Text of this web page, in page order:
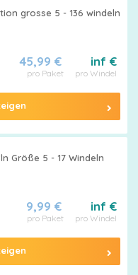
5 - 136 windeln
inf €
pro Windel
45,99 €
pro Paket
Größe 5 - 17 Windeln
inf €
pro Windel
9,99 €
pro Paket